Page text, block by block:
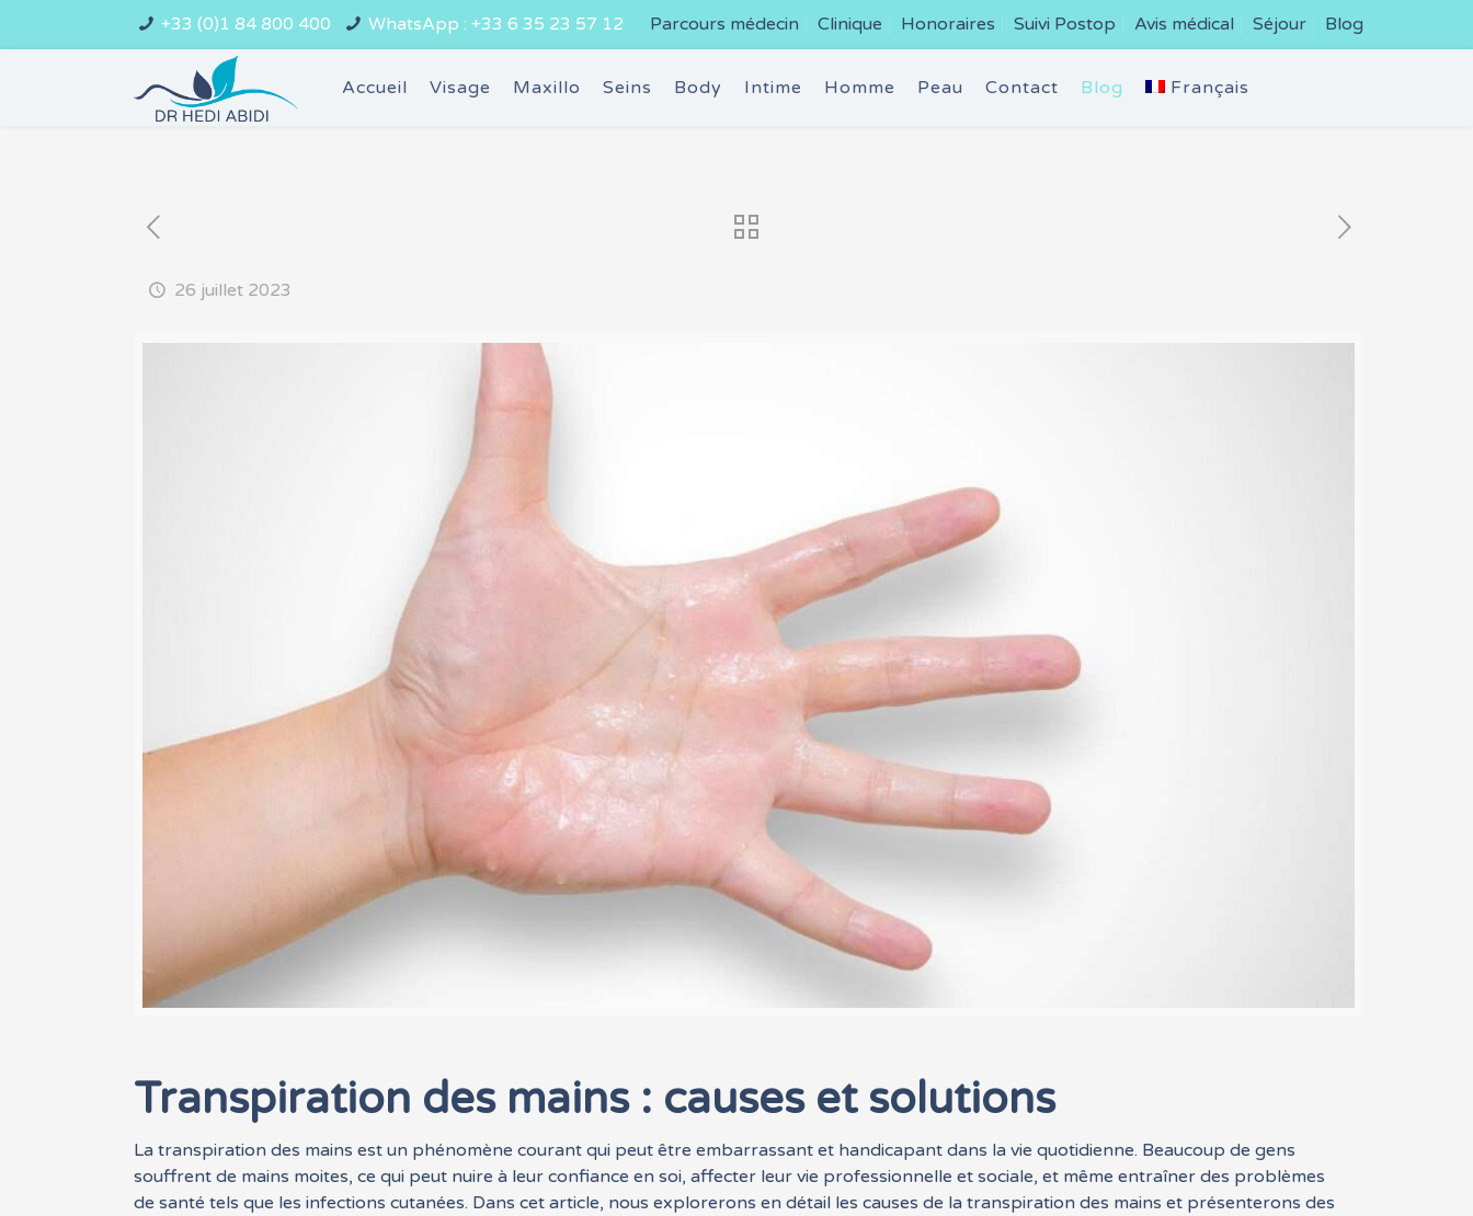
+33 (0)1 84 800 400 WhatsApp : +33 6 35 23 57 12 Parcours médecin Clinique Honoraires Suivi Postop Avis médical Séjour Blog
Accueil Visage Maxillo Seins Body Intime Homme Peau Contact Blog Français
26 juillet 2023
Transpiration des mains : causes et solutions
La transpiration des mains est un phénomène courant qui peut être embarrassant et handicapant dans la vie quotidienne. Beaucoup de gens
souffrent de mains moites, ce qui peut nuire à leur confiance en soi, affecter leur vie professionnelle et sociale, et même entraîner des problèmes
de santé tels que les infections cutanées. Dans cet article, nous explorerons en détail les causes de la transpiration des mains et présenterons des